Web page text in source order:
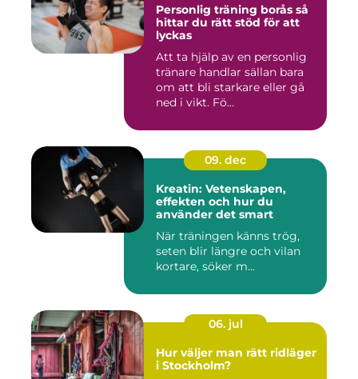
Personlig träning borås så
hittar du rätt stöd för att
lyckas
Att ta hjälp av en personlig
tränare handlar sällan bara
om att bli starkare eller gå
ned i vikt. Fö...
09. dec
Kreatin: Vetenskapen,
effekten och hur du
använder det smart
När träningen känns trög,
seten blir längre och vilan
kortare, söker m...
06. jul
Hur väljer man rätt ridläger
i Stockholm?